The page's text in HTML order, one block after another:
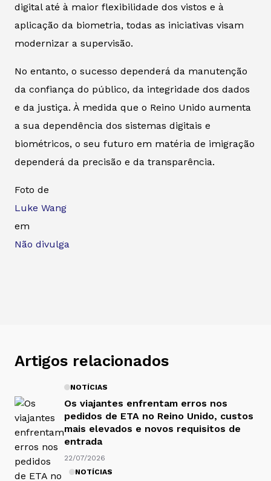
digital até à maior flexibilidade dos vistos e à
aplicação da biometria, todas as iniciativas visam
modernizar a supervisão.
No entanto, o sucesso dependerá da manutenção
da confiança do público, da integridade dos dados
e da justiça. À medida que o Reino Unido aumenta
a sua dependência dos sistemas digitais e
biométricos, o seu futuro em matéria de imigração
dependerá da precisão e da transparência.
Foto de
Luke Wang
em
Não divulga
Artigos relacionados
NOTÍCIAS
Os viajantes enfrentam erros nos
pedidos de ETA no Reino Unido, custos
mais elevados e novos requisitos de
entrada
22/07/2026
NOTÍCIAS